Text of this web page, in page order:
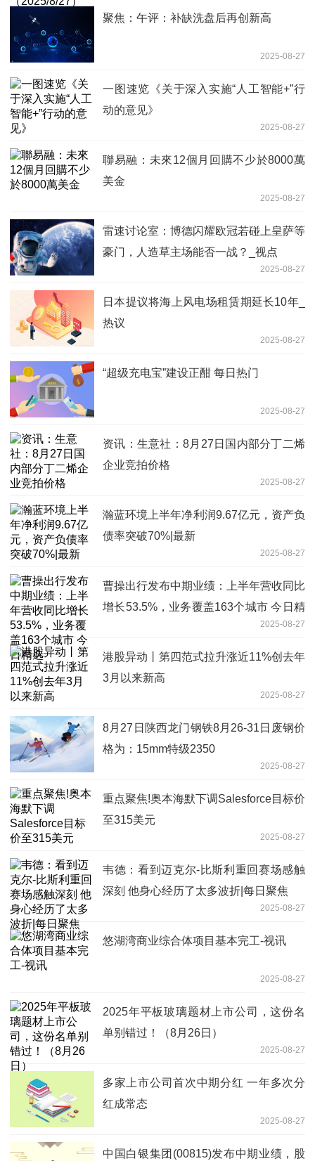
聚焦：午评：补缺洗盘后再创新高
2025-08-27
一图速览《关于深入实施“人工智能+”行
动的意见》
2025-08-27
聯易融：未來12個月回購不少於8000萬
美金
2025-08-27
雷速讨论室：博德闪耀欧冠若碰上皇萨等
豪门，人造草主场能否一战？_视点
2025-08-27
日本提议将海上风电场租赁期延长10年_
热议
2025-08-27
“超级充电宝”建设正酣 每日热门
2025-08-27
资讯：生意社：8月27日国内部分丁二烯
企业竞拍价格
2025-08-27
瀚蓝环境上半年净利润9.67亿元，资产负
债率突破70%|最新
2025-08-27
曹操出行发布中期业绩：上半年营收同比
增长53.5%，业务覆盖163个城市 今日精
2025-08-27
港股异动丨第四范式拉升涨近11%创去年
3月以来新高
2025-08-27
8月27日陕西龙门钢铁8月26-31日废钢价
格为：15mm特级2350
2025-08-27
重点聚焦!奥本海默下调Salesforce目标价
至315美元
2025-08-27
韦德：看到迈克尔-比斯利重回赛场感触
深刻 他身心经历了太多波折|每日聚焦
2025-08-27
悠湖湾商业综合体项目基本完工-视讯
2025-08-27
2025年平板玻璃题材上市公司，这份名
单别错过！（8月26日）
2025-08-27
多家上市公司首次中期分红 一年多次分
红成常态
2025-08-27
中国白银集团(00815)发布中期业绩，股